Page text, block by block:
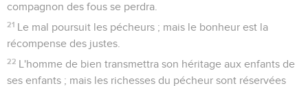
compagnon des fous se perdra.
21 Le mal poursuit les pécheurs ; mais le bonheur est la
récompense des justes.
22 L'homme de bien transmettra son héritage aux enfants de
ses enfants ; mais les richesses du pécheur sont réservées